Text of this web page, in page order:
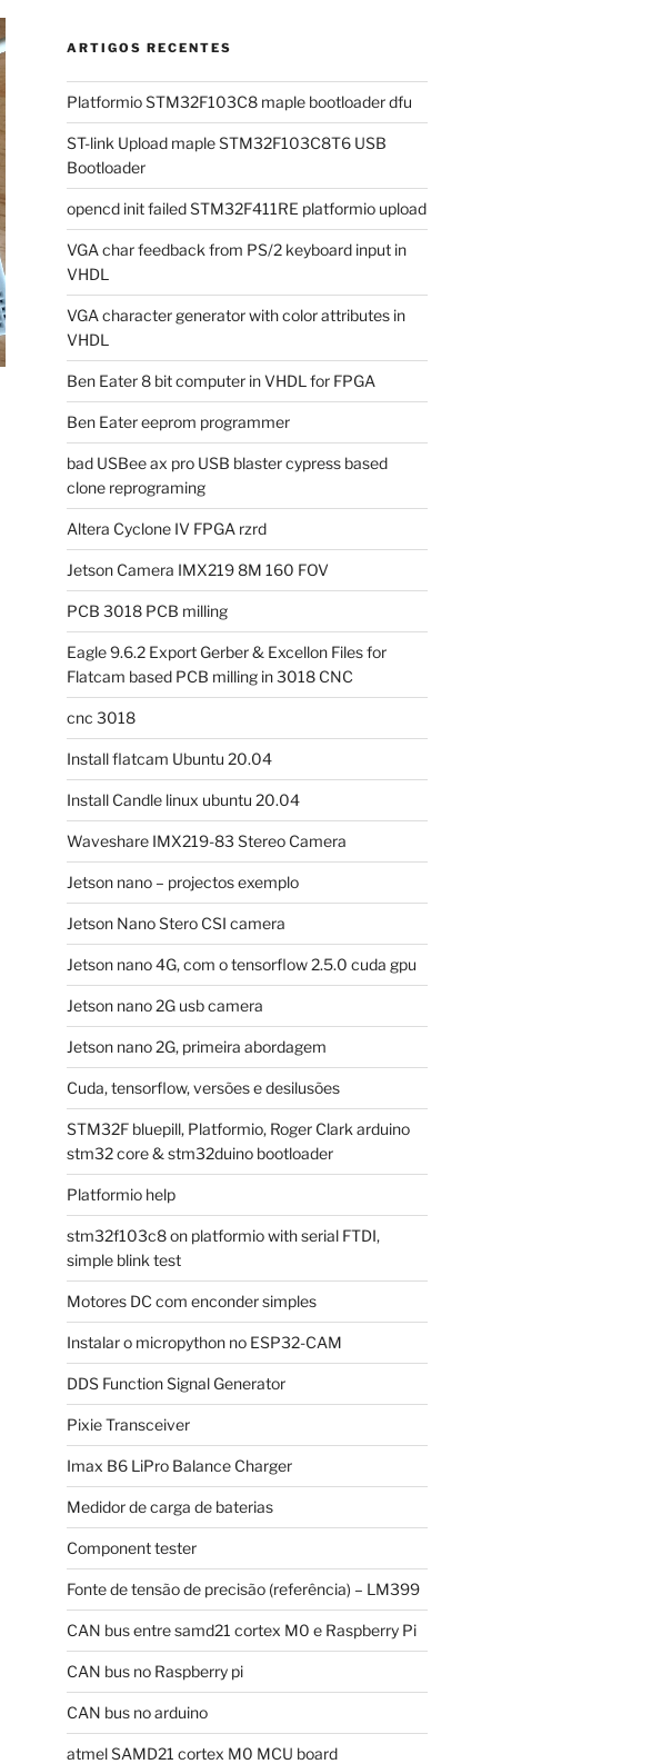
ARTIGOS RECENTES
Platformio STM32F103C8 maple bootloader dfu
ST-link Upload maple STM32F103C8T6 USB
Bootloader
opencd init failed STM32F411RE platformio upload
VGA char feedback from PS/2 keyboard input in
VHDL
VGA character generator with color attributes in
VHDL
Ben Eater 8 bit computer in VHDL for FPGA
Ben Eater eeprom programmer
bad USBee ax pro USB blaster cypress based
clone reprograming
Altera Cyclone IV FPGA rzrd
Jetson Camera IMX219 8M 160 FOV
PCB 3018 PCB milling
Eagle 9.6.2 Export Gerber & Excellon Files for
Flatcam based PCB milling in 3018 CNC
cnc 3018
Install flatcam Ubuntu 20.04
Install Candle linux ubuntu 20.04
Waveshare IMX219-83 Stereo Camera
Jetson nano – projectos exemplo
Jetson Nano Stero CSI camera
Jetson nano 4G, com o tensorflow 2.5.0 cuda gpu
Jetson nano 2G usb camera
Jetson nano 2G, primeira abordagem
Cuda, tensorflow, versões e desilusões
STM32F bluepill, Platformio, Roger Clark arduino
stm32 core & stm32duino bootloader
Platformio help
stm32f103c8 on platformio with serial FTDI,
simple blink test
Motores DC com enconder simples
Instalar o micropython no ESP32-CAM
DDS Function Signal Generator
Pixie Transceiver
Imax B6 LiPro Balance Charger
Medidor de carga de baterias
Component tester
Fonte de tensão de precisão (referência) – LM399
CAN bus entre samd21 cortex M0 e Raspberry Pi
CAN bus no Raspberry pi
CAN bus no arduino
atmel SAMD21 cortex M0 MCU board